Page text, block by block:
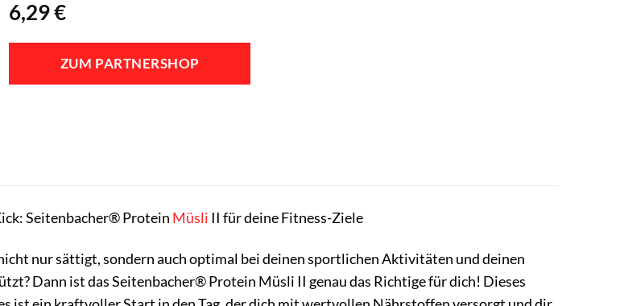
6,29€
ZUM PARTNERSHOP
Seitenbacher® Protein Müsli II für deine Fitness-Ziele
nur sättigt, sondern auch optimal bei deinen sportlichen Aktivitäten und deinen
Dann ist das Seitenbacher® Protein Müsli II genau das Richtige für dich! Dieses